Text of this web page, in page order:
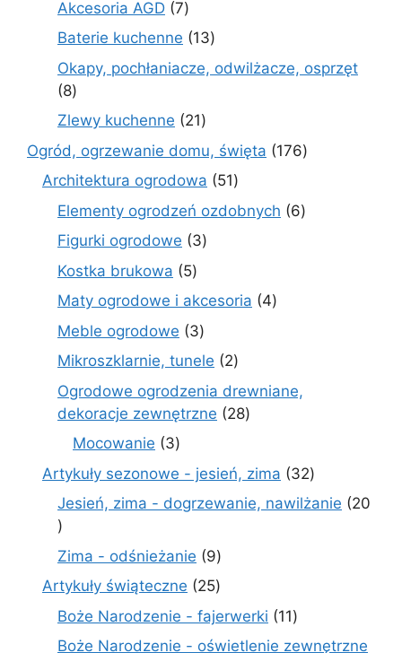
Akcesoria AGD 77
produktów
Baterie kuchenne 1313
produktów
Okapy, pochłaniacze, odwilżacze, osprzęt
88
produktów
Zlewy kuchenne 2121
produktów
Ogród, ogrzewanie domu, święta 176176
Architektura ogrodowa 5151
produktów
Elementy ogrodzeń ozdobnych 66
Figurki ogrodowe 33
Kostka brukowa 55
produktów
Maty ogrodowe i akcesoria 44
Meble ogrodowe 33
produkty
Mikroszklarnie, tunele 22
produkty
Ogrodowe ogrodzenia drewniane,
dekoracje zewnętrzne
2828
Mocowanie 33
produkty
Artykuły sezonowe - jesień, zima 3232
produkty
Jesień, zima - dogrzewanie, nawilżanie
20
20
produktów
Zima - odśnieżanie 99
produktów
Artykuły świąteczne 2525
produktów
Boże Narodzenie - fajerwerki 1111
produktów
Boże Narodzenie - oświetlenie zewnętrzne